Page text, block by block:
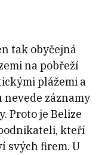
tak obyčejná
na pobřeží
plážemi a
záznamy
Proto je Belize
kteří
svých firem. U